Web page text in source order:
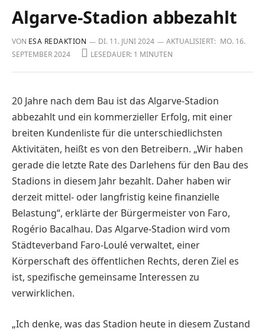
Algarve-Stadion abbezahlt
VON ESA REDAKTION DI. 11. JUNI 2024 AKTUALISIERT: MO. 16.
SEPTEMBER 2024
LESEDAUER: 1 MINUTEN
20 Jahre nach dem Bau ist das Algarve-Stadion
abbezahlt und ein kommerzieller Erfolg, mit einer
breiten Kundenliste für die unterschiedlichsten
Aktivitäten, heißt es von den Betreibern. „Wir haben
gerade die letzte Rate des Darlehens für den Bau des
Stadions in diesem Jahr bezahlt. Daher haben wir
derzeit mittel- oder langfristig keine finanzielle
Belastung“, erklärte der Bürgermeister von Faro,
Rogério Bacalhau. Das Algarve-Stadion wird vom
Städteverband Faro-Loulé verwaltet, einer
Körperschaft des öffentlichen Rechts, deren Ziel es
ist, spezifische gemeinsame Interessen zu
verwirklichen.
„Ich denke, was das Stadion heute in diesem Zustand